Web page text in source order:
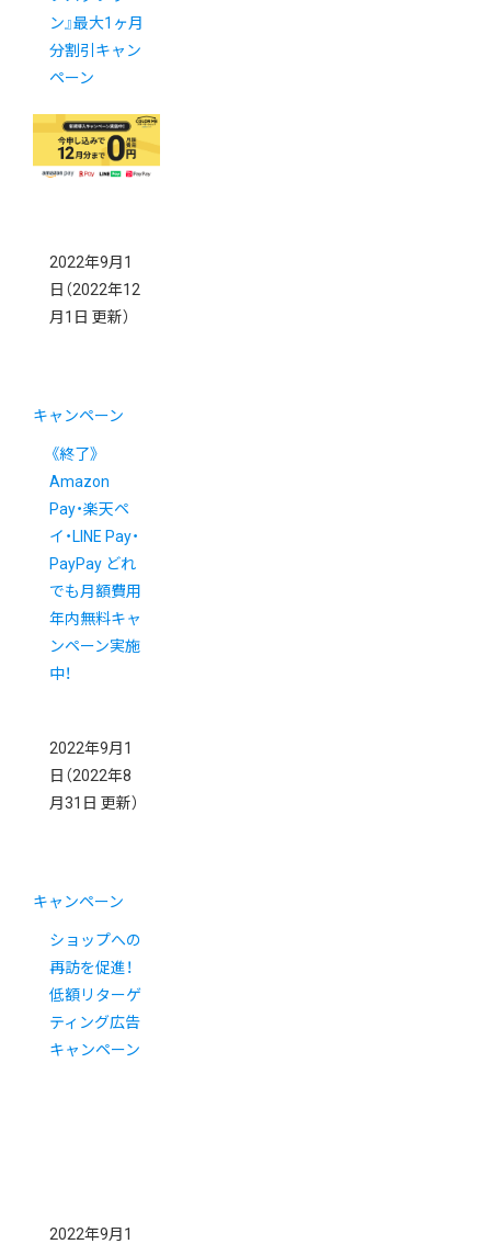
ン』最大1ヶ月
分割引キャン
ペーン
2022年9月1
日 （2022年12
月1日 更新）
キャンペーン
《終了》
Amazon
Pay・楽天ペ
イ・LINE Pay・
PayPay どれ
でも月額費用
年内無料キャ
ンペーン実施
中！
2022年9月1
日 （2022年8
月31日 更新）
キャンペーン
ショップへの
再訪を促進！
低額リターゲ
ティング広告
キャンペーン
2022年9月1